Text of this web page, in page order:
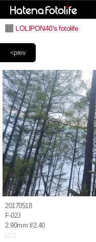
LOLIPON40's fotolife
<prev
20170518
F-02J
2.90mm f/2.40